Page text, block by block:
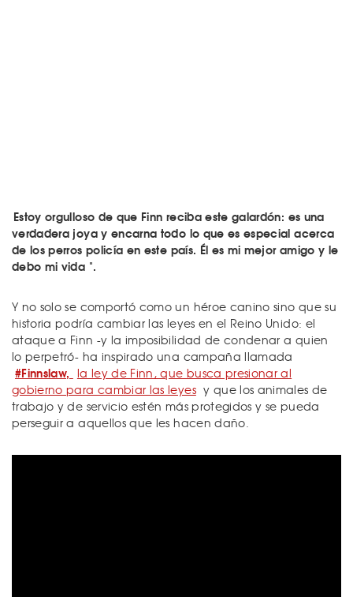
Estoy orgulloso de que Finn reciba este galardón: es una
verdadera joya y encarna todo lo que es especial acerca
de los perros policía en este país. Él es mi mejor amigo y le
debo mi vida ".
Y no solo se comportó como un héroe canino sino que su
historia podría cambiar las leyes en el Reino Unido: el
ataque a Finn -y la imposibilidad de condenar a quien
lo perpetró- ha inspirado una campaña llamada
#Finnslaw, la ley de Finn, que busca presionar al
gobierno para cambiar las leyes y que los animales de
trabajo y de servicio estén más protegidos y se pueda
perseguir a aquellos que les hacen daño.